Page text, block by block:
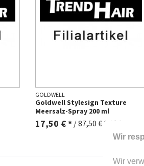
Wir
Wir
GOLDWELL
Goldwell Stylesign Texture
Meersalz-Spray 200 ml
17,50 € * /87,50 € * / 1 l